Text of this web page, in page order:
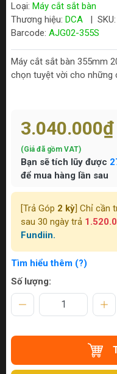
Loại: Máy cắt sắt bàn
Thương hiệu: DCA SKU:
Barcode: AJG02-355S
Máy cắt sắt bàn 355mm
chọn tuyệt vời cho những
3.040.000₫
(Giá đã gồm VAT)
Bạn sẽ tích lũy được
để mua hàng lần sau
[Trả Góp 2 kỳ ] Chỉ cần
sau 30 ngày trả
Fundiin.
Tìm hiểu thêm (?)
Số lượng: